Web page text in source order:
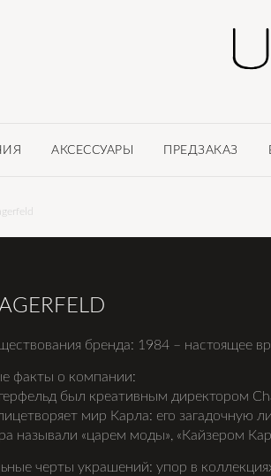
АКСЕССУАРЫ ПРЕДЗАКАЗ
бренда: 1984 – настоящее
факты о компании:
был креативным директором
мир Карла: его загадочную
называли «царем моды», «Кайзером
черты украшений: упор в